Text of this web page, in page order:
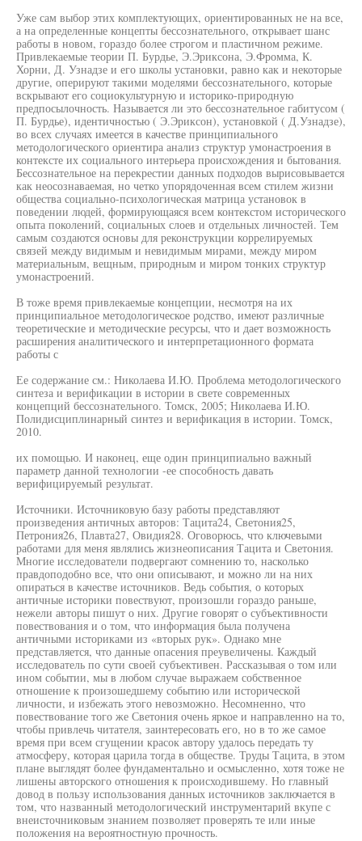
Уже сам выбор этих комплектующих, ориентированных не на все,
а на определенные концепты бессознательного, открывает шанс
работы в новом, гораздо более строгом и пластичном режиме.
Привлекаемые теории П. Бурдье, Э.Эриксона, Э.Фромма, К.
Хорни, Д. Узнадзе и его школы установки, равно как и некоторые
другие, оперируют такими моделями бессознательного, которые
вскрывают его социокультурную и историко-природную
предпосылочность. Называется ли это бессознательное габитусом (
П. Бурдье), идентичностью ( Э.Эриксон), установкой ( Д.Узнадзе),
во всех случаях имеется в качестве принципиального
методологического ориентира анализ структур умонастроения в
контексте их социального интерьера происхождения и бытования.
Бессознательное на перекрестии данных подходов вырисовывается
как неосознаваемая, но четко упорядоченная всем стилем жизни
общества социально-психологическая матрица установок в
поведении людей, формирующаяся всем контекстом исторического
опыта поколений, социальных слоев и отдельных личностей. Тем
самым создаются основы для реконструкции коррелируемых
связей между видимым и невидимым мирами, между миром
материальным, вещным, природным и миром тонких структур
умонастроений.
В тоже время привлекаемые концепции, несмотря на их
принципиальное методологическое родство, имеют различные
теоретические и методические ресурсы, что и дает возможность
расширения аналитического и интерпретационного формата
работы с
Ее содержание см.: Николаева И.Ю. Проблема методологического
синтеза и верификации в истории в свете современных
концепций бессознательного. Томск, 2005; Николаева И.Ю.
Полидисциплинарный синтез и верификация в истории. Томск,
2010.
их помощью. И наконец, еще один принципиально важный
параметр данной технологии -ее способность давать
верифицируемый результат.
Источники. Источниковую базу работы представляют
произведения античных авторов: Тацита24, Светония25,
Петрония26, Плавта27, Овидия28. Оговорюсь, что ключевыми
работами для меня являлись жизнеописания Тацита и Светония.
Многие исследователи подвергают сомнению то, насколько
правдоподобно все, что они описывают, и можно ли на них
опираться в качестве источников. Ведь события, о которых
античные историки повествуют, произошли гораздо раньше,
нежели авторы пишут о них. Другие говорят о субъективности
повествования и о том, что информация была получена
античными историками из «вторых рук». Однако мне
представляется, что данные опасения преувеличены. Каждый
исследователь по сути своей субъективен. Рассказывая о том или
ином событии, мы в любом случае выражаем собственное
отношение к произошедшему событию или исторической
личности, и избежать этого невозможно. Несомненно, что
повествование того же Светония очень яркое и направленно на то,
чтобы привлечь читателя, заинтересовать его, но в то же самое
время при всем сгущении красок автору удалось передать ту
атмосферу, которая царила тогда в обществе. Труды Тацита, в этом
плане выглядят более фундаментально и осмысленно, хотя тоже не
лишены авторского отношения к происходившему. Но главный
довод в пользу использования данных источников заключается в
том, что названный методологический инструментарий вкупе с
внеисточниковым знанием позволяет проверять те или иные
положения на вероятностную прочность.